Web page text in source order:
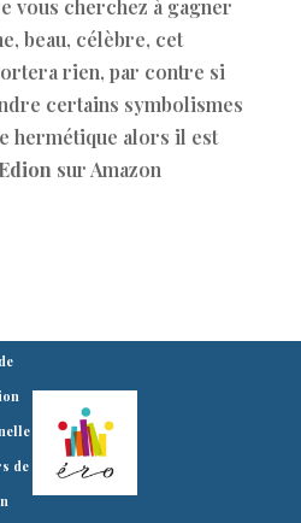
vous cherchez à gagner
beau, célèbre, cet
rien, par contre si
certains symbolismes
hermétique alors il est
Edion sur Amazon
de